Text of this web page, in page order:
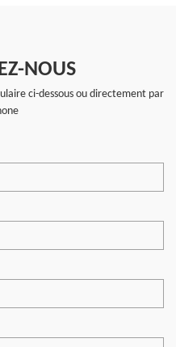
NOUS
ci-dessous ou directement par